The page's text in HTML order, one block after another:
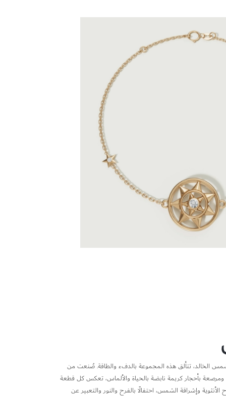
الخالد، تتألق هذه المجموعة بالدفء والطاقة. صُنعت من
18 قيراط، ومرصعة بأحجار كريمة نابضة بالحياة والألماس، تعكس كل قطعة
الأنثوية وإشراقة الشمس، احتفالًا بالفرح والنور والتعبير عن